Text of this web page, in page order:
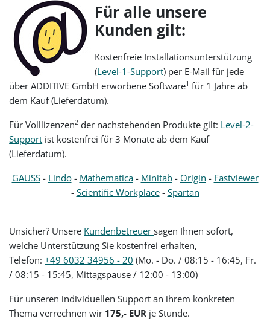
Für alle unsere
Kunden gilt:
Kostenfreie Installationsunterstützung
(Level-1-Support) per E-Mail für jede
über ADDITIVE GmbH erworbene Software1 für 1 Jahre ab
dem Kauf (Lieferdatum).
Für Volllizenzen2 der nachstehenden Produkte gilt: Level-2-
Support ist kostenfrei für 3 Monate ab dem Kauf
(Lieferdatum).
GAUSS- Lindo- Mathematica- Minitab- Origin - Fastviewer
- Scientific Workplace- Spartan
Unsicher? Unsere Kundenbetreuersagen Ihnen sofort,
welche Unterstützung Sie kostenfrei erhalten,
Telefon:+49 6032 34956 - 20 (Mo. - Do. / 08:15 - 16:45, Fr.
/ 08:15 - 15:45, Mittagspause / 12:00 - 13:00)
Für unseren individuellen Support an ihrem konkreten
Thema verrechnen wir 175,- EUR je Stunde.